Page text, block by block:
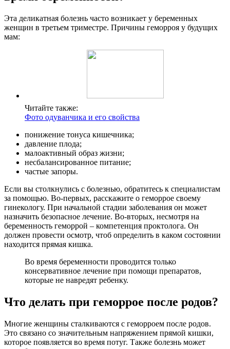
Эта деликатная болезнь часто возникает у беременных
женщин в третьем триместре. Причины геморроя у будущих
мам:
Читайте также:
Фото одуванчика и его свойства
понижение тонуса кишечника;
давление плода;
малоактивный образ жизни;
несбалансированное питание;
частые запоры.
Если вы столкнулись с болезнью, обратитесь к специалистам
за помощью. Во-первых, расскажите о геморрое своему
гинекологу. При начальной стадии заболевания он может
назначить безопасное лечение. Во-вторых, несмотря на
беременность геморрой – компетенция проктолога. Он
должен провести осмотр, чтоб определить в каком состоянии
находится прямая кишка.
Во время беременности проводится только
консервативное лечение при помощи препаратов,
которые не навредят ребенку.
Что делать при геморрое после родов?
Многие женщины сталкиваются с геморроем после родов.
Это связано со значительным напряжением прямой кишки,
которое появляется во время потуг. Также болезнь может